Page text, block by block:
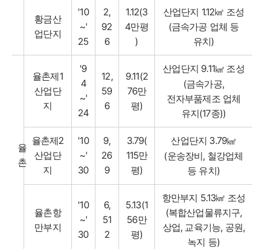
황금산
업단지
'10
~'
25
2,
92
6
1.12(3
4만평
)
산업단지 1.12㎢ 조성
(금속가공 업체 등
유치)
율
촌
율촌제1
산업단
지
'9
4
~'
24
12,
59
6
9.11(2
76만
평)
산업단지 9.11㎢ 조성
(금속가공,
전자부품제조 업체
유지(17종))
율촌제2
산업단
지
'10
~'
30
9,
26
9
3.79(
115만
평)
산업단지 3.79㎢
(운송장비, 철강업체
등 유치)
율촌항
만부지
'10
~'
30
6,
51
2
5.13(1
56만
평)
항만부지 5.13㎢ 조성
(복합산업물류지구,
상업, 교육기능, 공원,
녹지 등)